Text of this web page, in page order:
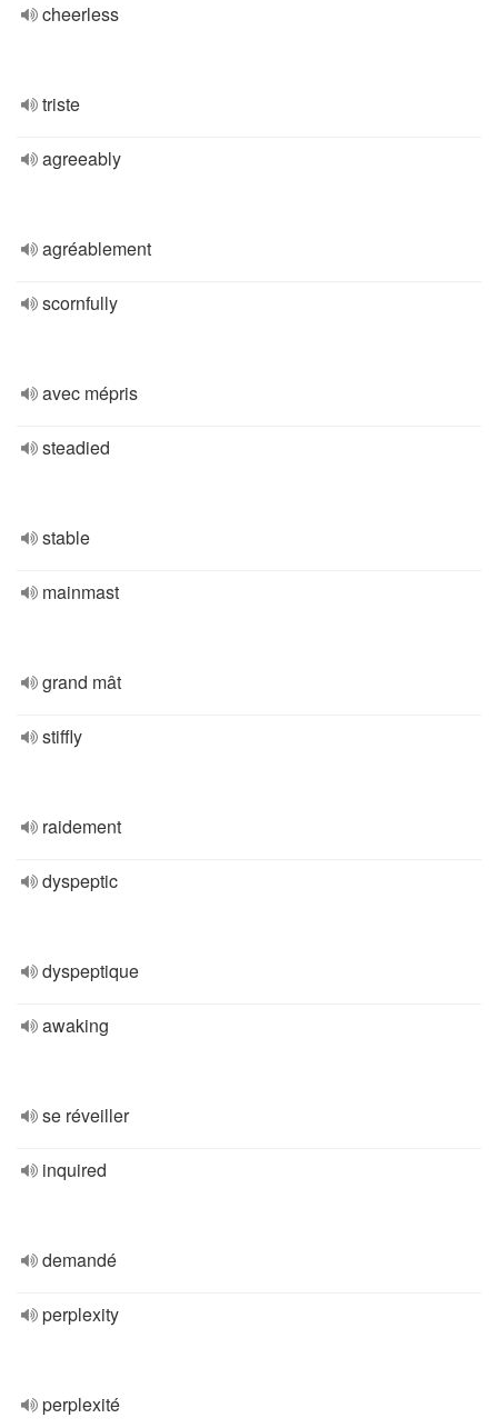
cheerless
triste
agreeably
agréablement
scornfully
avec mépris
steadied
stable
mainmast
grand mât
stiffly
raidement
dyspeptic
dyspeptique
awaking
se réveiller
inquired
demandé
perplexity
perplexité